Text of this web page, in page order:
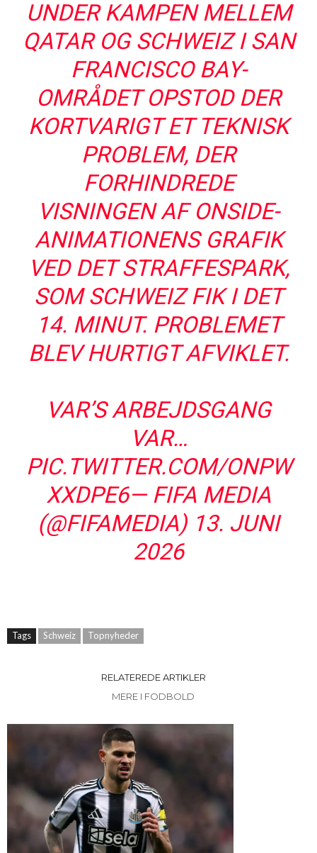
UNDER KAMPEN MELLEM
QATAR OG SCHWEIZ I SAN
FRANCISCO BAY-
OMRÅDET OPSTOD DER
KORTVARIGT ET TEKNISK
PROBLEM, DER
FORHINDREDE
VISNINGEN AF ONSIDE-
ANIMATIONENS GRAFIK
VED DET STRAFFESPARK,
SOM SCHWEIZ FIK I DET
14. MINUT. PROBLEMET
BLEV HURTIGT AFVIKLET.
VAR’S ARBEJDSGANG
VAR…
PIC.TWITTER.COM/ONPW
XXDPE6— FIFA MEDIA
(@FIFAMEDIA) 13. JUNI
2026
Tags Schweiz Topnyheder
RELATEREDE ARTIKLER
MERE I FODBOLD